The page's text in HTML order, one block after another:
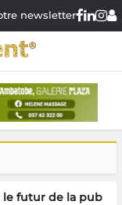
newsletter
le futur de la pub